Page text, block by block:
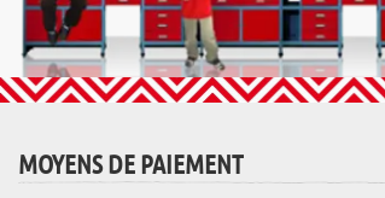
MOYENS DE PAIEMENT